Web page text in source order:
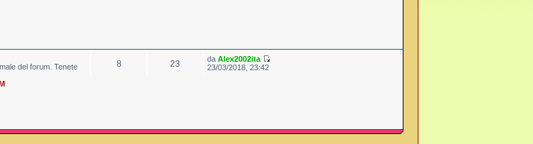
del forum. Tenete
8 23 daAlex2002ita
23/03/2018, 23:42